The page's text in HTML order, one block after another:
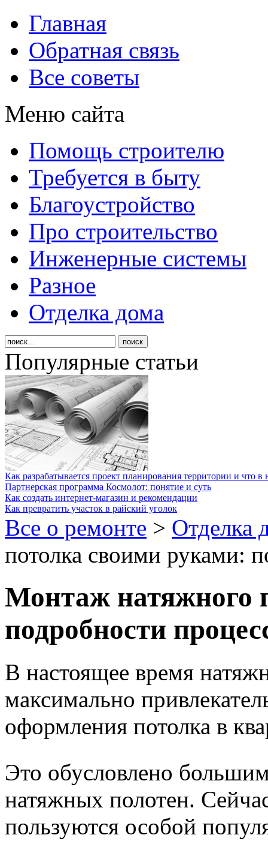
Главная
Обратная связь
Все советы
Меню сайта
Помощь строителю
Требуется в быту
Благоустройство
Про строительство
Инженерные системы
Разное
Отделка дома
Популярные статьи
Как разрабатывается проект планирования территории и что в
Партнерская программа Космолот: понятие и суть
Как создать интернет-магазин и рекомендации
Как превратить участок в райский уголок
Все о ремонте > Отделка
потолка своими руками:
Монтаж натяжного
подробности
В настоящее время
максимально
оформления потолка в
Это обусловлено
натяжных полотен.
пользуются особой